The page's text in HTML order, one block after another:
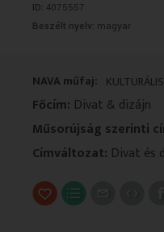
ID: 4075557
Beszélt nyelv: magyar
NAVA műfaj:
Főcím: Divat & dizájn
Műsorújság szerinti
Címváltozat: Divat és